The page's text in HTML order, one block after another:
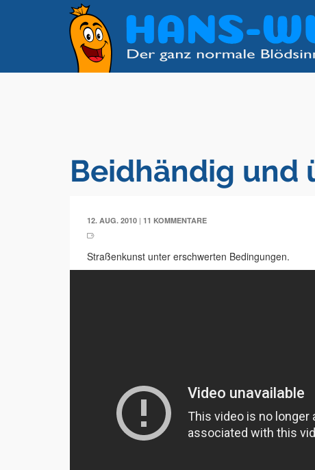
Beidhändig und
12. AUG. 2010 | 11 KOMMENTARE
Straßenkunst unter erschwerten Bedingungen.